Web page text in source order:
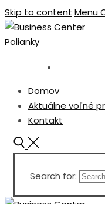
Skip to content Menu
Domov
Aktuálne voľné
Kontakt
Search for: